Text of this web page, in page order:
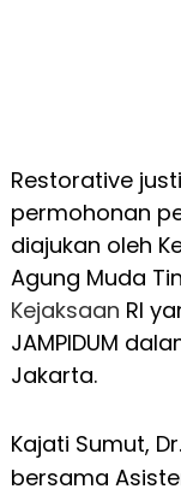
Restorative
permohonan
diajukan oleh
Agung Muda
Kejaksaan RI
JAMPIDUM
Jakarta.
Kajati Sumut,
bersama